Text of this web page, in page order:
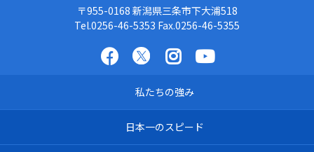
〒955-0168 新潟県三条市下大浦518
Tel.0256-46-5353 Fax.0256-46-5355
私たちの強み
日本一のスピード